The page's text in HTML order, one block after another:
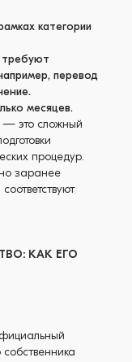
категории
требуют
перевод
месяцев.
— это сложный
процедур.
заранее
КАК ЕГО